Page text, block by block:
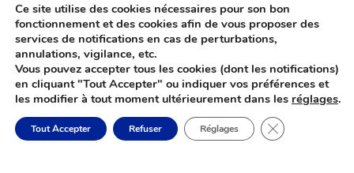
Ce site utilise des cookies nécessaires pour son bon
fonctionnement et des cookies afin de vous proposer des
services de notifications en cas de perturbations,
annulations, vigilance, etc.
Vous pouvez accepter tous les cookies (dont les notifications)
en cliquant "Tout Accepter" ou indiquer vos préférences et
les modifier à tout moment ultérieurement dans les réglages.
Tout Accepter Refuser Réglages Fermer la